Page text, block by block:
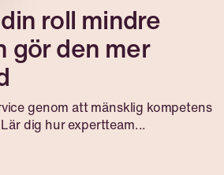
roll mindre
gör den mer
genom att mänsklig kompetens
dig hur expertteam...